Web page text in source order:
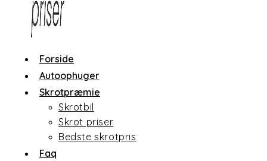
Forside
Autoophuger
Skrotpræmie
Skrotbil
Skrot priser
Bedste skrotpris
Faq